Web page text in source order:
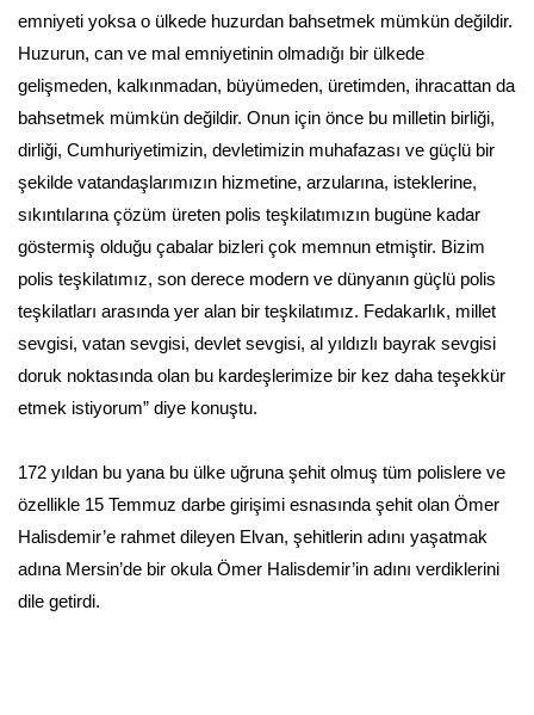
emniyeti yoksa o ülkede huzurdan bahsetmek mümkün değildir.
Huzurun, can ve mal emniyetinin olmadığı bir ülkede
gelişmeden, kalkınmadan, büyümeden, üretimden, ihracattan da
bahsetmek mümkün değildir. Onun için önce bu milletin birliği,
dirliği, Cumhuriyetimizin, devletimizin muhafazası ve güçlü bir
şekilde vatandaşlarımızın hizmetine, arzularına, isteklerine,
sıkıntılarına çözüm üreten polis teşkilatımızın bugüne kadar
göstermiş olduğu çabalar bizleri çok memnun etmiştir. Bizim
polis teşkilatımız, son derece modern ve dünyanın güçlü polis
teşkilatları arasında yer alan bir teşkilatımız. Fedakarlık, millet
sevgisi, vatan sevgisi, devlet sevgisi, al yıldızlı bayrak sevgisi
doruk noktasında olan bu kardeşlerimize bir kez daha teşekkür
etmek istiyorum” diye konuştu.
172 yıldan bu yana bu ülke uğruna şehit olmuş tüm polislere ve
özellikle 15 Temmuz darbe girişimi esnasında şehit olan Ömer
Halisdemir’e rahmet dileyen Elvan, şehitlerin adını yaşatmak
adına Mersin’de bir okula Ömer Halisdemir’in adını verdiklerini
dile getirdi.